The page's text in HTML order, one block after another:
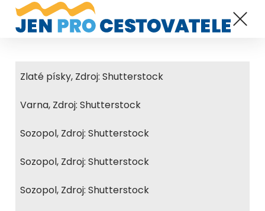
Zlaté písky, Zdroj: Shutterstock
Varna, Zdroj: Shutterstock
Sozopol, Zdroj: Shutterstock
Sozopol, Zdroj: Shutterstock
Sozopol, Zdroj: Shutterstock